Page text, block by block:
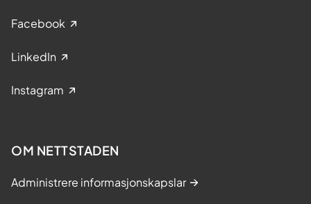
Facebook
LinkedIn
Instagram
OM NETTSTADEN
Administrere informasjonskapslar